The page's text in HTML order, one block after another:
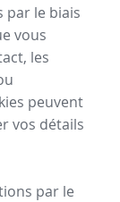
par le biais
vous
les
peuvent
vos détails
par le